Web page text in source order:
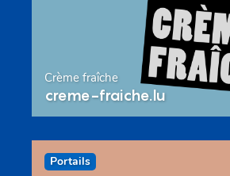
Crème fraîche
creme-fraiche.lu
Portails